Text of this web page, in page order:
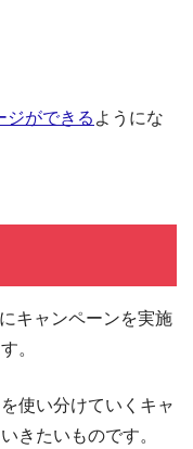
ジができる ようにな
キャンペーンを実施
。
使い分けていくキャ
きたいものです。